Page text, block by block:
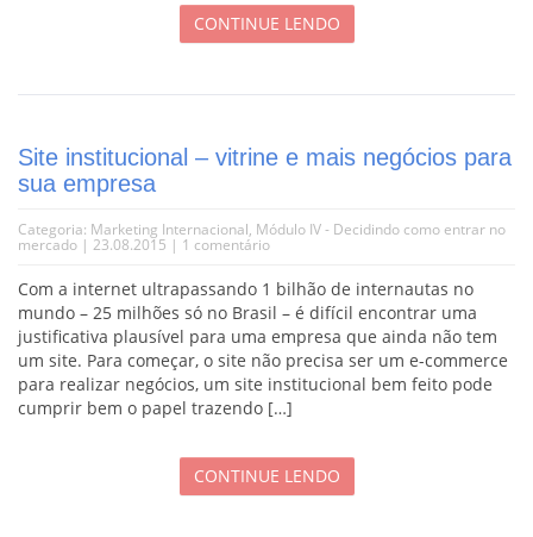
CONTINUE LENDO
Site institucional – vitrine e mais negócios para
sua empresa
Categoria: Marketing Internacional, Módulo IV - Decidindo como entrar no
mercado | 23.08.2015 | 1 comentário
Com a internet ultrapassando 1 bilhão de internautas no
mundo – 25 milhões só no Brasil – é difícil encontrar uma
justificativa plausível para uma empresa que ainda não tem
um site. Para começar, o site não precisa ser um e-commerce
para realizar negócios, um site institucional bem feito pode
cumprir bem o papel trazendo […]
CONTINUE LENDO